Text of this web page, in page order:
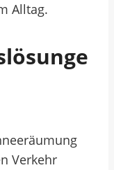
Alltag.
Verkehr